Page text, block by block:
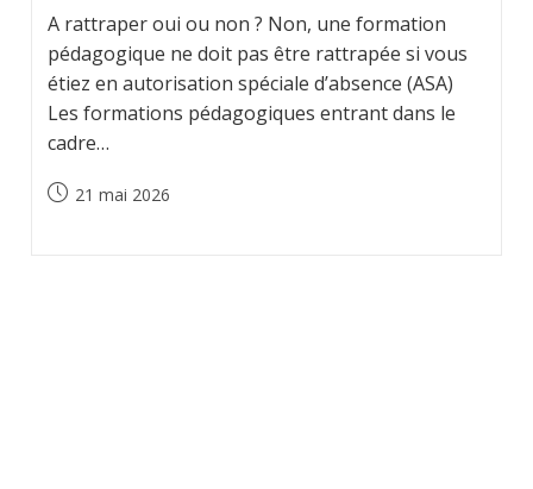
A rattraper oui ou non ? Non, une formation
pédagogique ne doit pas être rattrapée si vous
étiez en autorisation spéciale d’absence (ASA)
Les formations pédagogiques entrant dans le
cadre…
Post21 mai 2026